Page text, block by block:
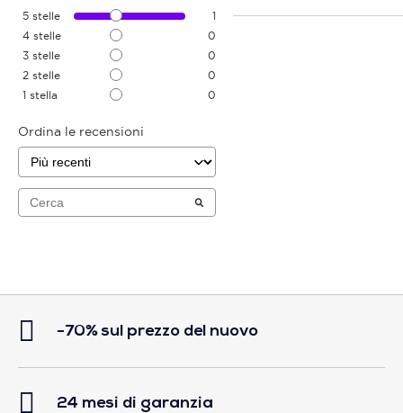
5 stelle
1
4 stelle
0
3 stelle
0
2 stelle
0
1 stella 0
Ordina le recensioni
-70% sul prezzo del nuovo
24 mesi di garanzia